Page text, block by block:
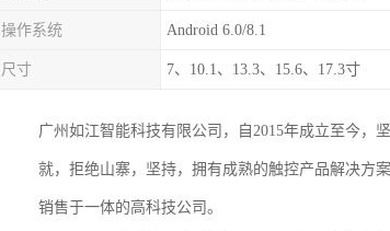
操作系统 Android 6.0/8.1
尺寸 7、10.1、13.3、15.6、17.3寸
广州如江智能科技有限公司，自2015年成立至今，
就，拒绝山寨，坚持，拥有成熟的触控产品解决方
销售于一体的高科技公司。